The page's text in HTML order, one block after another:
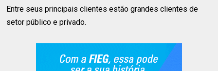
Entre seus principais clientes estão grandes clientes de
setor público e privado.